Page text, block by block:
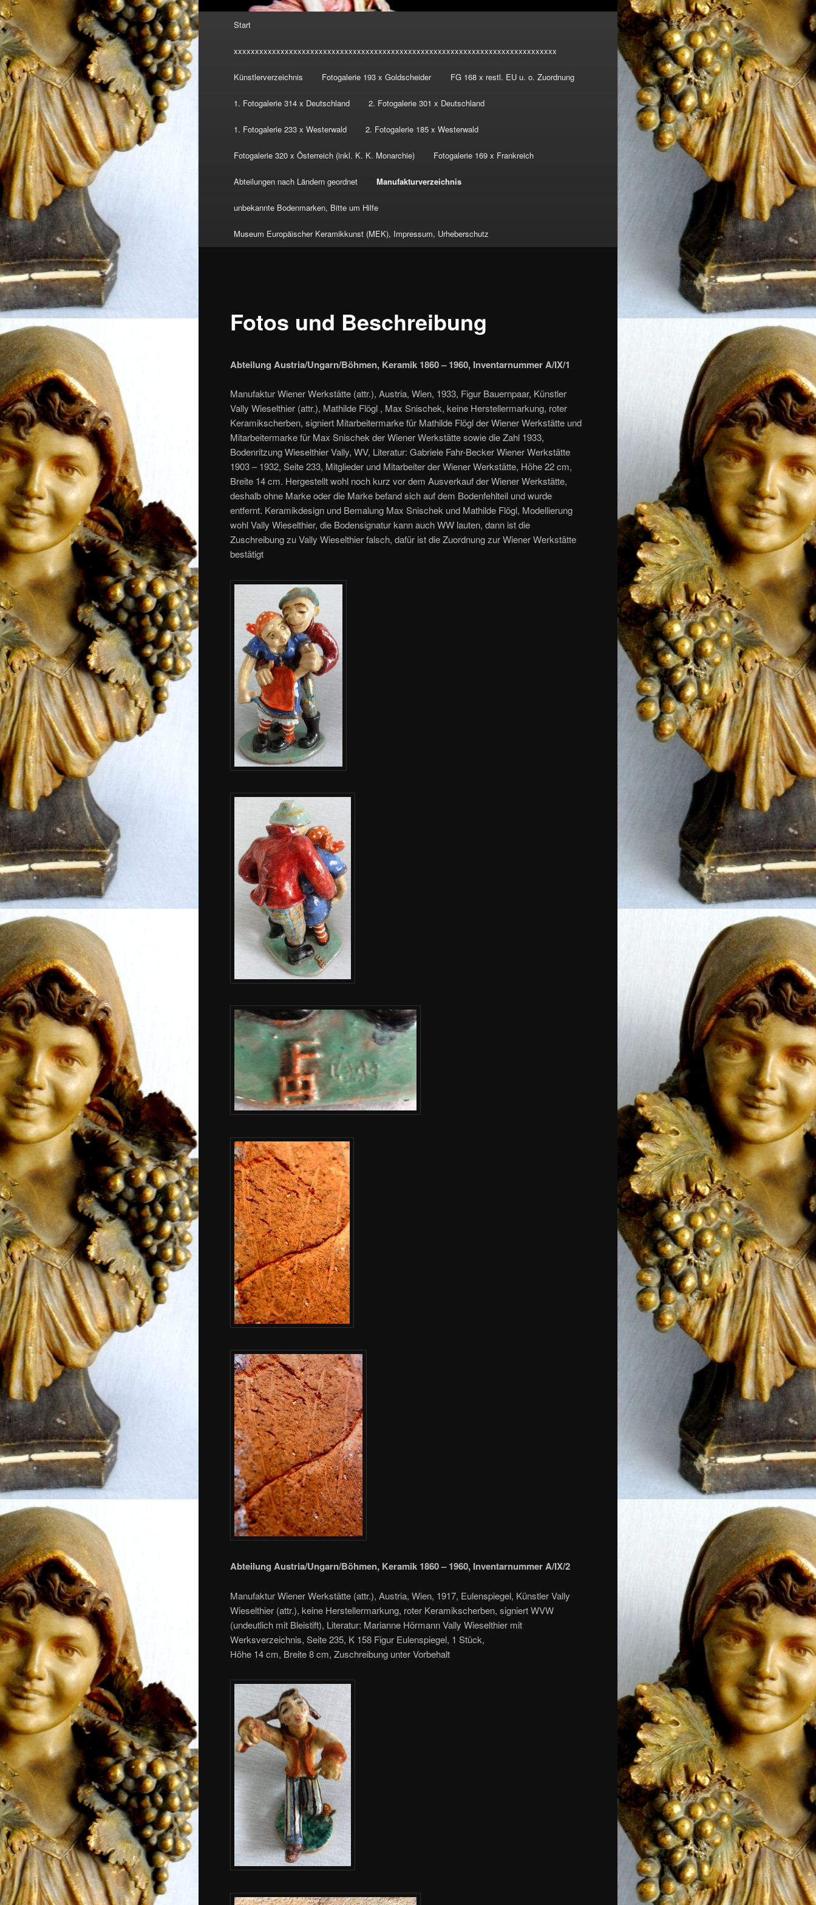
Start
xxxxxxxxxxxxxxxxxxxxxxxxxxxxxxxxxxxxxxxxxxxxxxxxxxxxxxxxxxxxxxxxxxxxxxxxxxxx
Künstlerverzeichnis Fotogalerie 193 x Goldscheider FG 168 x restl. EU u. o. Zuordnung
1. Fotogalerie 314 x Deutschland 2. Fotogalerie 301 x Deutschland
1. Fotogalerie 233 x Westerwald 2. Fotogalerie 185 x Westerwald
Fotogalerie 320 x Österreich (inkl. K. K. Monarchie) Fotogalerie 169 x Frankreich
Abteilungen nach Ländern geordnet Manufakturverzeichnis
unbekannte Bodenmarken, Bitte um Hilfe
Museum Europäischer Keramikkunst (MEK), Impressum, Urheberschutz
Fotos und Beschreibung
Abteilung Austria/Ungarn/Böhmen, Keramik 1860 – 1960, Inventarnummer A/IX/1
Manufaktur Wiener Werkstätte (attr.), Austria, Wien, 1933, Figur Bauernpaar, Künstler
Vally Wieselthier (attr.), Mathilde Flögl , Max Snischek, keine Herstellermarkung, roter
Keramikscherben, signiert Mitarbeitermarke für Mathilde Flögl der Wiener Werkstätte und
Mitarbeitermarke für Max Snischek der Wiener Werkstätte sowie die Zahl 1933,
Bodenritzung Wieselthier Vally, WV, Literatur: Gabriele Fahr-Becker Wiener Werkstätte
1903 – 1932, Seite 233, Mitglieder und Mitarbeiter der Wiener Werkstätte, Höhe 22 cm,
Breite 14 cm. Hergestellt wohl noch kurz vor dem Ausverkauf der Wiener Werkstätte,
deshalb ohne Marke oder die Marke befand sich auf dem Bodenfehlteil und wurde
entfernt. Keramikdesign und Bemalung Max Snischek und Mathilde Flögl, Modellierung
wohl Vally Wieselthier, die Bodensignatur kann auch WW lauten, dann ist die
Zuschreibung zu Vally Wieselthier falsch, dafür ist die Zuordnung zur Wiener Werkstätte
bestätigt
Abteilung Austria/Ungarn/Böhmen, Keramik 1860 – 1960, Inventarnummer A/IX/2
Manufaktur Wiener Werkstätte (attr.), Austria, Wien, 1917, Eulenspiegel, Künstler Vally
Wieselthier (attr.), keine Herstellermarkung, roter Keramikscherben, signiert WVW
(undeutlich mit Bleistift), Literatur: Marianne Hörmann Vally Wieselthier mit
Werksverzeichnis, Seite 235, K 158 Figur Eulenspiegel, 1 Stück,
Höhe 14 cm, Breite 8 cm, Zuschreibung unter Vorbehalt